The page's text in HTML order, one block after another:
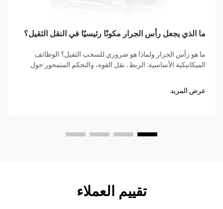
ما الذي يجعل رأس الجرار مكونًا رئيسيًا في النقل الثقيل؟
ما هو رأس الجرار ولماذا هو ضروري للسحب الثقيل؟ الوظائف
الميكانيكية الأساسية: الربط، نقل القوة، والتحكم المتمحور حول
عرض المزيد
تقييم العملاء